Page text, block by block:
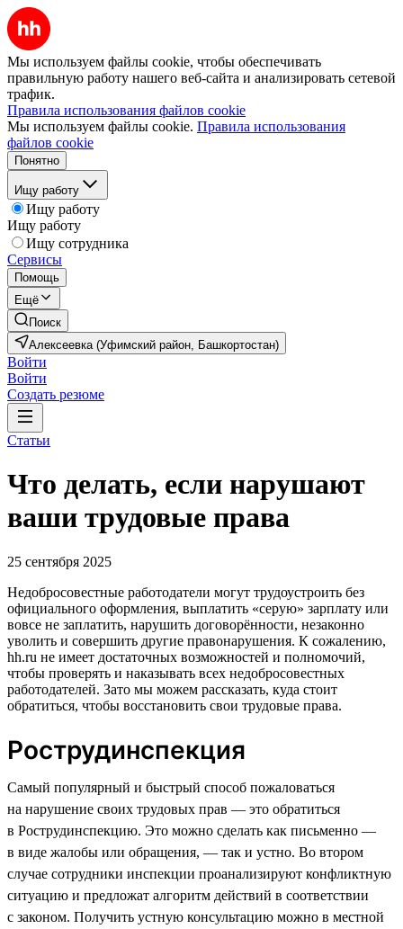
Мы используем файлы cookie, чтобы обеспечивать
правильную работу нашего веб-сайта и анализировать сетевой
трафик.
Правила использования файлов cookie
Мы используем файлы cookie. Правила использования
файлов cookie
Понятно
Ищу работу
Ищу работу
Ищу работу
Ищу сотрудника
Сервисы
Помощь
Ещё
Поиск
Алексеевка (Уфимский район, Башкортостан)
Войти
Войти
Создать резюме
Статьи
Что делать, если нарушают
ваши трудовые права
25 сентября 2025
Недобросовестные работодатели могут трудоустроить без
официального оформления, выплатить «серую» зарплату или
вовсе не заплатить, нарушить договорённости, незаконно
уволить и совершить другие правонарушения. К сожалению,
hh.ru не имеет достаточных возможностей и полномочий,
чтобы проверять и наказывать всех недобросовестных
работодателей. Зато мы можем рассказать, куда стоит
обратиться, чтобы восстановить свои трудовые права.
Рострудинспекция
Cамый популярный и быстрый способ пожаловаться
на нарушение своих трудовых прав — это обратиться
в Рострудинспекцию. Это можно сделать как письменно —
в виде жалобы или обращения, — так и устно. Во втором
случае сотрудники инспекции проанализируют конфликтную
ситуацию и предложат алгоритм действий в соответствии
с законом. Получить устную консультацию можно в местной